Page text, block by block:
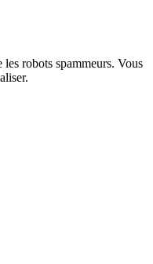
les robots spammeurs. Vous